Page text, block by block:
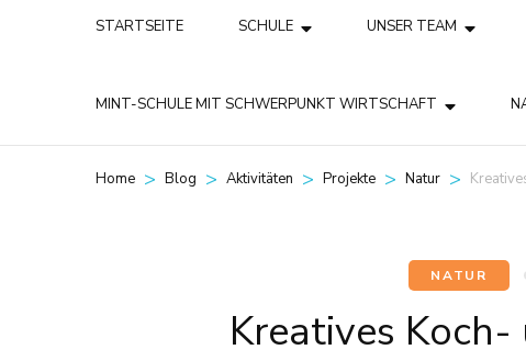
STARTSEITE SCHULE UNSER TEAM
MINT-SCHULE MIT SCHWERPUNKT WIRTSCHAFT
Home > Blog > Aktivitäten > Projekte > Natur >
NATUR
Kreatives